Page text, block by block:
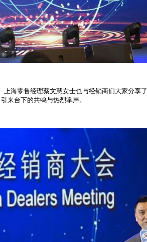
海零售经理蔡文慧女士也与经销商们大家分享
来台下的共鸣与热烈掌声。